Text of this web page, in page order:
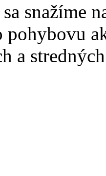
snažíme
pohybovu
a